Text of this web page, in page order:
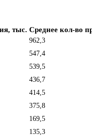
тыс. Среднее кол-во
962,3
547,4
539,5
436,7
414,5
375,8
169,5
135,3